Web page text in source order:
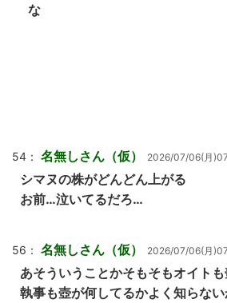
な
54： 名無しさん（仮） 2026/07/06(月
シマヌの株がどんどん上がる
お前…泣いてるだろ…
56： 名無しさん（仮） 2026/07/06(月
あそういうことかそもそもオイト
執事も壺が何してるかよく知らな